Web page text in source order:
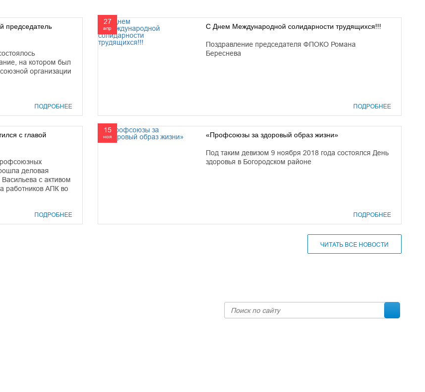
председатель
на котором был
организации
ПОДРОБНЕЕ
27
апр С Днем Международной солидарности трудящихся!!!
Поздравление председателя ФПОКО Романа
Береснева
ПОДРОБНЕЕ
с главой
деловая
с активом
работников АПК во
ПОДРОБНЕЕ
15
ноя «Профсоюзы за здоровый образ жизни»
Под таким девизом 9 ноября 2018 года состоялся День
здоровья в Богородском районе
ПОДРОБНЕЕ
ЧИТАТЬ ВСЕ НОВОСТИ